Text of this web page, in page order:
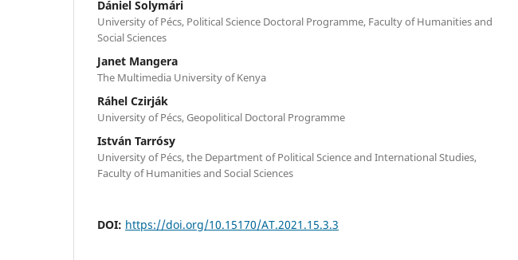
Dániel Solymári
University of Pécs, Political Science Doctoral Programme, Faculty of Humanities and
Social Sciences
Janet Mangera
The Multimedia University of Kenya
Ráhel Czirják
University of Pécs, Geopolitical Doctoral Programme
István Tarrósy
University of Pécs, the Department of Political Science and International Studies,
Faculty of Humanities and Social Sciences
DOI: https://doi.org/10.15170/AT.2021.15.3.3